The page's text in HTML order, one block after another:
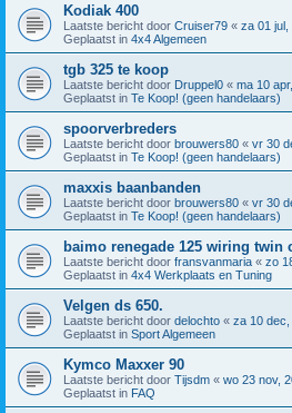
Kodiak 400
Laatste bericht door Cruiser79 « za 01 jul,
Geplaatst in 4x4 Algemeen
tgb 325 te koop
Laatste bericht door Druppel0 « ma 10
Geplaatst in Te Koop! (geen handelaars)
spoorverbreders
Laatste bericht door brouwers80 « vr 30
Geplaatst in Te Koop! (geen handelaars)
maxxis baanbanden
Laatste bericht door brouwers80 « vr 30
Geplaatst in Te Koop! (geen handelaars)
baimo renegade 125 wiring
Laatste bericht door fransvanmaria « zo
Geplaatst in 4x4 Werkplaats en Tuning
Velgen ds 650.
Laatste bericht door delochto « za 10
Geplaatst in Sport Algemeen
Kymco Maxxer 90
Laatste bericht door Tijsdm « wo 23 nov,
Geplaatst in FAQ